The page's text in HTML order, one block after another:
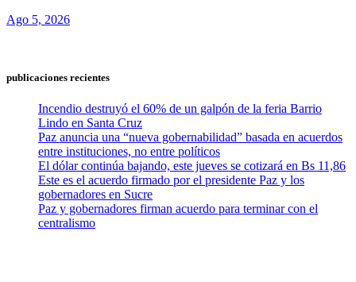
Ago 5, 2026
publicaciones recientes
Incendio destruyó el 60% de un galpón de la feria Barrio
Lindo en Santa Cruz
Paz anuncia una “nueva gobernabilidad” basada en acuerdos
entre instituciones, no entre políticos
El dólar continúa bajando, este jueves se cotizará en Bs 11,86
Este es el acuerdo firmado por el presidente Paz y los
gobernadores en Sucre
Paz y gobernadores firman acuerdo para terminar con el
centralismo